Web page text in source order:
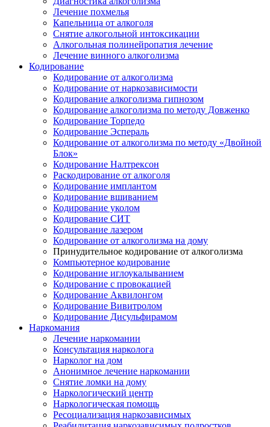
Лечение похмелья
Капельница от алкоголя
Снятие алкогольной интоксикации
Алкогольная полинейропатия лечение
Лечение винного алкоголизма
Кодирование
Кодирование от алкоголизма
Кодирование от наркозависимости
Кодирование алкоголизма гипнозом
Кодирование алкоголизма по методу Довженко
Кодирование Торпедо
Кодирование Эспераль
Кодирование от алкоголизма по методу «Двойной
Блок»
Кодирование Налтрексон
Раскодирование от алкоголя
Кодирование имплантом
Кодирование вшиванием
Кодирование уколом
Кодирование СИТ
Кодирование лазером
Кодирование от алкоголизма на дому
Принудительное кодирование от алкоголизма
Компьютерное кодирование
Кодирование иглоукалыванием
Кодирование с провокацией
Кодирование Аквилонгом
Кодирование Вивитролом
Кодирование Дисульфирамом
Наркомания
Лечение наркомании
Консультация нарколога
Нарколог на дом
Анонимное лечение наркомании
Снятие ломки на дому
Наркологический центр
Наркологическая помощь
Ресоциализация наркозависимых